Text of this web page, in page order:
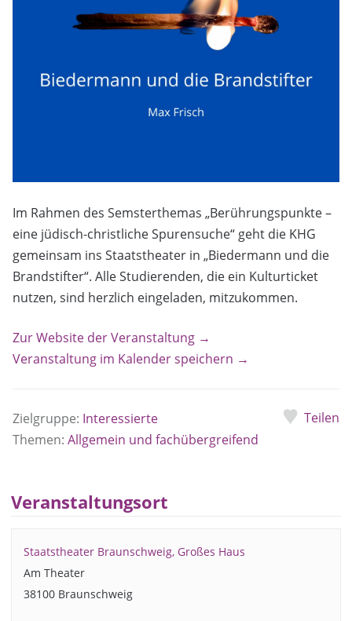
Im Rahmen des Semsterthemas „Berührungspunkte –
eine jüdisch-christliche Spurensuche“ geht die KHG
gemeinsam ins Staatstheater in „Biedermann und die
Brandstifter“. Alle Studierenden, die ein Kulturticket
nutzen, sind herzlich eingeladen, mitzukommen.
Zur Website der Veranstaltung →
Veranstaltung im Kalender speichern →
Zielgruppe: Interessierte
Themen: Allgemein und fachübergreifend
Teilen
Veranstaltungsort
Staatstheater Braunschweig, Großes Haus
Am Theater
38100 Braunschweig